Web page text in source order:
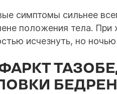
симптомы сильнее
положения тела. При
исчезнуть, но